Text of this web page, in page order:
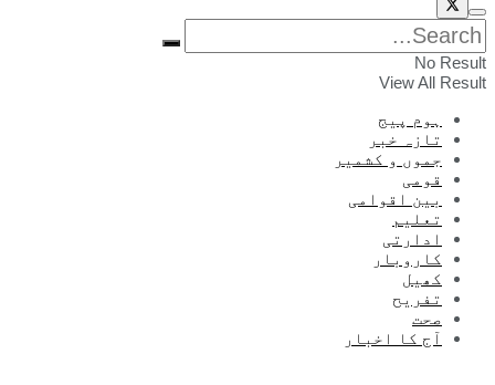
No Result
View All Result
ہوم پیج
تازہ خبر
جموں و کشمیر
قومی
بین اقوامی
تعلیم
ادارتی
کاروبار
کھیل
تفریح
صحت
آج کا اخبار